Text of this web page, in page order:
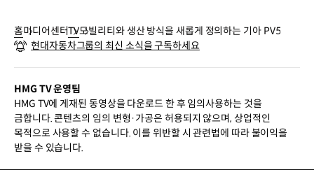
홈미디어센터TV모빌리티와 생산 방식을 새롭게 정의하는 기아 PV5
현대자동차그룹의 최신 소식을 구독하세요
HMG TV 운영팀
HMG TV에 게재된 동영상을 다운로드 한 후 임의사용하는 것을
금합니다. 콘텐츠의 임의 변형·가공은 허용되지 않으며, 상업적인
목적으로 사용할 수 없습니다. 이를 위반할 시 관련법에 따라 불이익을
받을 수 있습니다.